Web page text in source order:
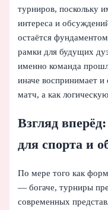
турниров, поскольку
интереса и
остаётся
рамки для будущих
именно команда
иначе воспринимает
матч, а как
Взгляд
для спорта и
По мере того как
— богаче, турниры
современных